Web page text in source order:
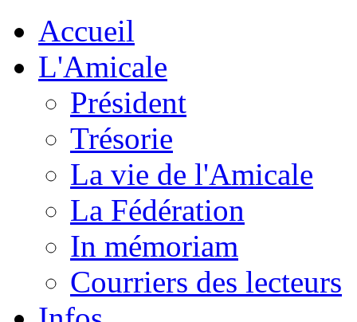
Accueil
L'Amicale
Président
Trésorie
La vie de l'Amicale
La Fédération
In mémoriam
Courriers des lecteurs